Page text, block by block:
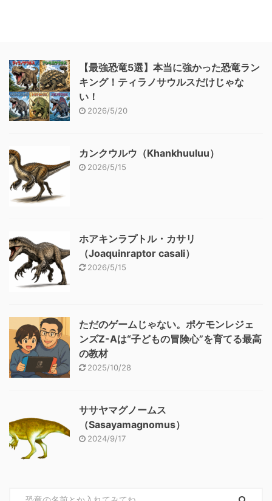
【最強恐竜5選】本当に強かった恐竜ラン
キング！ティラノサウルスだけじゃな
い！
2026/5/20
カンクウルウ（Khankhuuluu）
2026/5/15
ホアキンラプトル・カサリ
（Joaquinraptor casali）
2026/5/15
ただのゲームじゃない。ポケモンレジェ
ンズZ-Aは“子どもの冒険心”を育てる最高
の教材
2025/10/28
ササヤマグノームス
（Sasayamagnomus）
2024/9/17